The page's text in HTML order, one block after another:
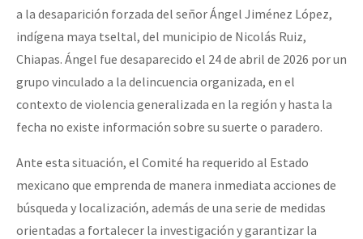
Fotorreportaje
Video
Semillero Guerra contra la Humanidad. (Las poblaciones y
la naturaleza bajo asedio)
Libros para descargar
Medios Libres
COVID-19
a la desaparición forzada del señor Ángel Jiménez López,
indígena maya tseltal, del municipio de Nicolás Ruiz,
Chiapas. Ángel fue desaparecido el 24 de abril de 2026 por un
grupo vinculado a la delincuencia organizada, en el
contexto de violencia generalizada en la región y hasta la
fecha no existe información sobre su suerte o paradero.
Ante esta situación, el Comité ha requerido al Estado
mexicano que emprenda de manera inmediata acciones de
búsqueda y localización, además de una serie de medidas
orientadas a fortalecer la investigación y garantizar la